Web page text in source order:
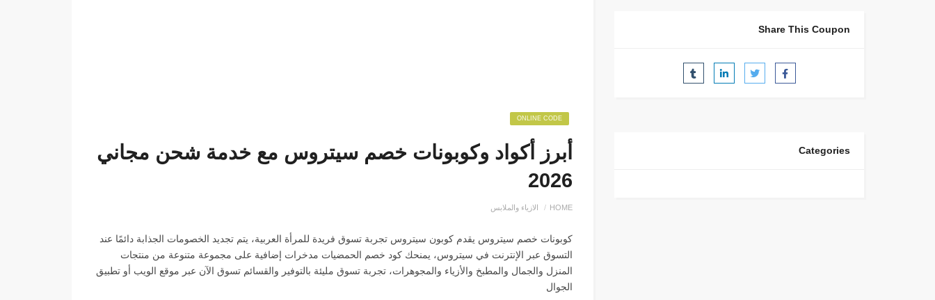
Share This Coupon
Categories
ONLINE CODE
أبرز أكواد وكوبونات خصم سيتروس مع خدمة شحن مجاني
2026
HOME الازياء والملابس
كوبونات خصم سيتروس يقدم كوبون سيتروس تجربة تسوق فريدة للمرأة العربية، يتم تجديد الخصومات الجذابة دائمًا عند
التسوق عبر الإنترنت في سيتروس، يمنحك كود خصم الحمضيات مدخرات إضافية على مجموعة متنوعة من منتجات
المنزل والجمال والمطبخ والأزياء والمجوهرات، تجربة تسوق مليئة بالتوفير والقسائم تسوق الآن عبر موقع الويب أو تطبيق
الجوال